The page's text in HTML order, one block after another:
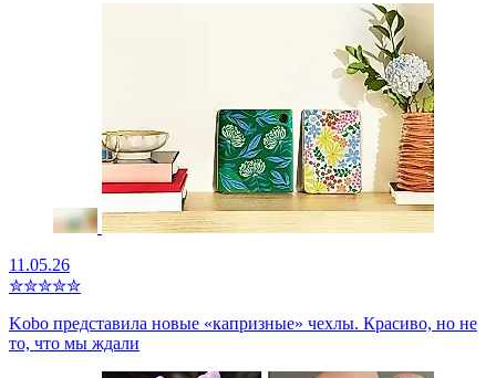
11.05.26
✮✮✮✮✮
Kobo представила новые «капризные» чехлы. Красиво, но не
то, что мы ждали